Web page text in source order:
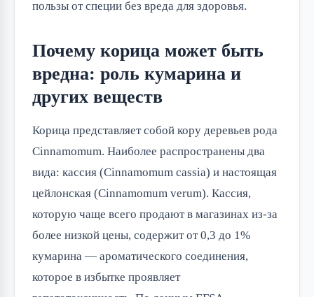
пользы от специи без вреда для здоровья.
Почему корица может быть
вредна: роль кумарина и
других веществ
Корица представляет собой кору деревьев рода
Cinnamomum. Наиболее распространены два
вида: кассия (Cinnamomum cassia) и настоящая
цейлонская (Cinnamomum verum). Кассия,
которую чаще всего продают в магазинах из-за
более низкой цены, содержит от 0,3 до 1%
кумарина — ароматического соединения,
которое в избытке проявляет